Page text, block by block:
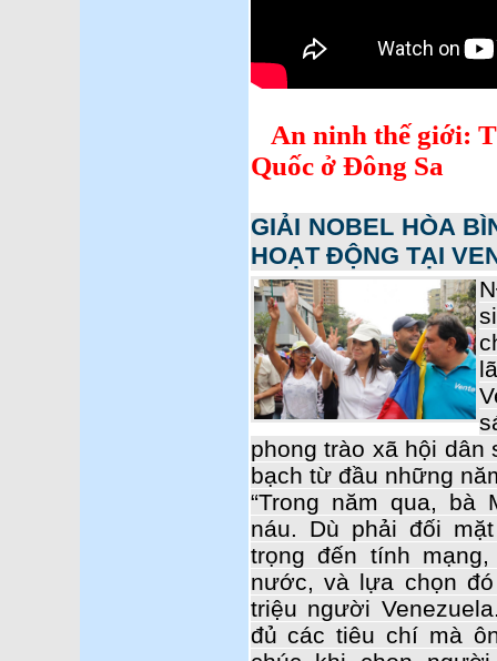
An ninh thế giới:
Quốc ở Đông Sa
GIẢI NOBEL HÒA
HOẠT ĐỘNG TẠI
phong trào xã hội
bạch từ đầu những
“Trong năm qua, bà
náu. Dù phải đối
trọng đến tính
nước, và lựa chọn
triệu người
đủ các tiêu chí mà